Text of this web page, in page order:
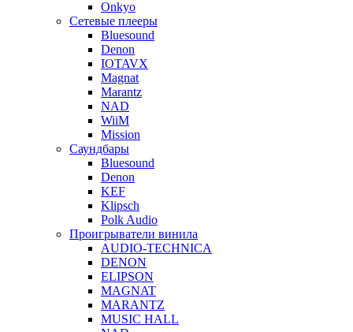
Onkyo
Сетевые плееры
Bluesound
Denon
IOTAVX
Magnat
Marantz
NAD
WiiM
Mission
Саундбары
Bluesound
Denon
KEF
Klipsch
Polk Audio
Проигрыватели винила
AUDIO-TECHNICA
DENON
ELIPSON
MAGNAT
MARANTZ
MUSIC HALL